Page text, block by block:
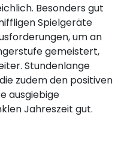
Besonders gut
Spielgeräte
um an
gemeistert,
Stundenlange
zudem den positiven
ausgiebige
Jahreszeit gut.